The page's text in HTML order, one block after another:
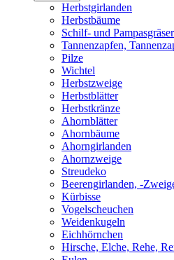
Herbstgirlanden
Herbstbäume
Schilf- und Pampasgräser
Tannenzapfen,
Pilze
Wichtel
Herbstzweige
Herbstblätter
Herbstkränze
Ahornblätter
Ahornbäume
Ahorngirlanden
Ahornzweige
Streudeko
Beerengirlanden, -
Kürbisse
Vogelscheuchen
Weidenkugeln
Eichhörnchen
Hirsche, Elche, Rehe,